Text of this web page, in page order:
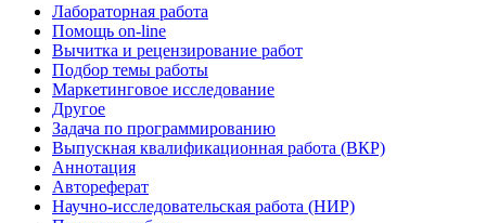
Лабораторная работа
Помощь on-line
Вычитка и рецензирование работ
Подбор темы работы
Маркетинговое исследование
Другое
Задача по программированию
Выпускная квалификационная работа (ВКР)
Аннотация
Автореферат
Научно-исследовательская работа (НИР)